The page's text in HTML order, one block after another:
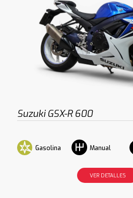
Suzuki GSX-R 600
Gasolina Manual
VER DETALLES